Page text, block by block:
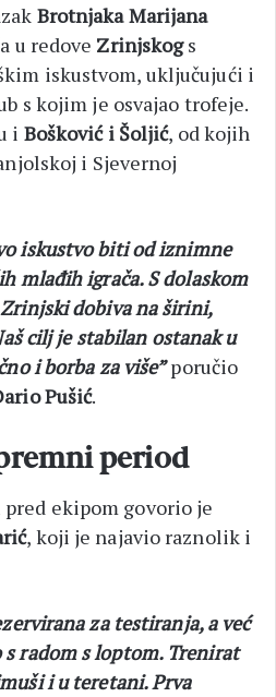
Brotnjaka Marijana
u redove Zrinjskogs
iskustvom, uključujući i
s kojim je osvajao trofeje.
i Bošković i Šoljić, od kojih
i Sjevernoj
iskustvo biti od iznimne
mlađih igrača. S dolaskom
dobiva na širini,
cilj je stabilan ostanak u
i borba za više”poručio
Pušić.
period
ekipom govorio je
, koji je najavio raznolik i
za testiranja, a već
radom s loptom. Trenirat
i u teretani. Prva